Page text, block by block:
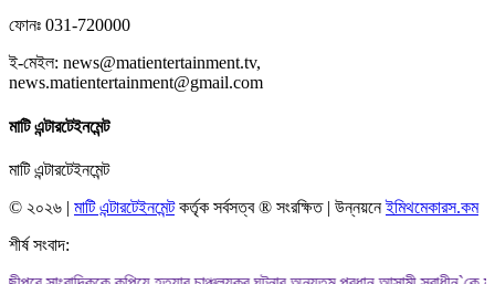
ফোনঃ 031-720000
ই-মেইল: news@matientertainment.tv,
news.matientertainment@gmail.com
মাটি এন্টারটেইনমেন্ট
মাটি এন্টারটেইনমেন্ট
© ২০২৬ | মাটি এন্টারটেইনমেন্টকর্তৃক সর্বসত্ব® সংরক্ষিত | উন্নয়নেইমিথমেকারস.কম
শীর্ষ সংবাদ: